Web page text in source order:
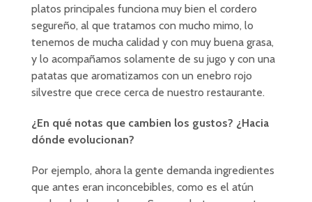
platos principales funciona muy bien el cordero
segureño, al que tratamos con mucho mimo, lo
tenemos de mucha calidad y con muy buena grasa,
y lo acompañamos solamente de su jugo y con una
patatas que aromatizamos con un enebro rojo
silvestre que crece cerca de nuestro restaurante.
¿En qué notas que cambien los gustos? ¿Hacia
dónde evolucionan?
Por ejemplo, ahora la gente demanda ingredientes
que antes eran inconcebibles, como es el atún